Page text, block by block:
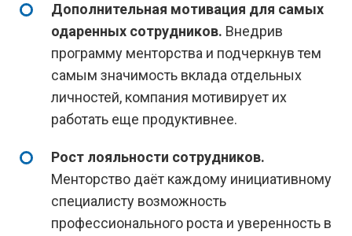
Дополнительная мотивация для самых
одаренных сотрудников. Внедрив
программу менторства и подчеркнув тем
самым значимость вклада отдельных
личностей, компания мотивирует их
работать еще продуктивнее.
Рост лояльности сотрудников.
Менторство даёт каждому инициативному
специалисту возможность
профессионального роста и уверенность в